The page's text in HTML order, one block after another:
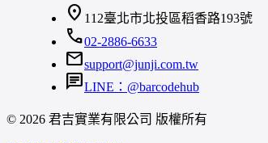
location_on 112臺北市北投區稻香路193號
call02-2886-6633
mailsupport@junji.com.tw
chatLINE：@barcodehub
© 2026 君吉實業有限公司 版權所有